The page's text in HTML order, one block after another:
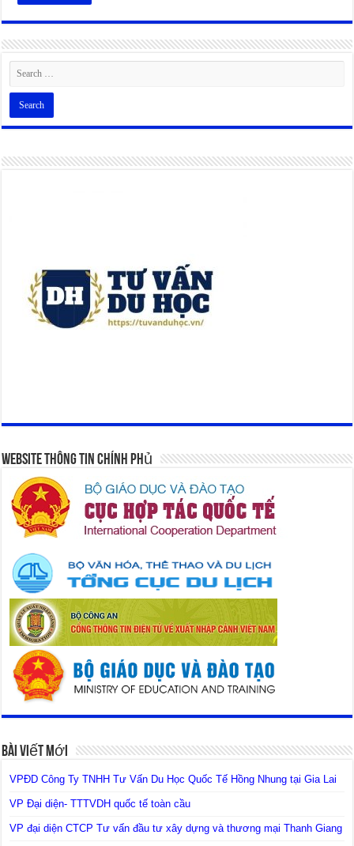
Alternative:
Website Thông Tin Chính Phủ
Bài Viết Mới
VPĐD Công Ty TNHH Tư Vấn Du Học Quốc Tế Hồng Nhung tại Gia Lai
VP Đại diện- TTTVDH quốc tế toàn cầu
VP đại diện CTCP Tư vấn đầu tư xây dựng và thương mại Thanh Giang